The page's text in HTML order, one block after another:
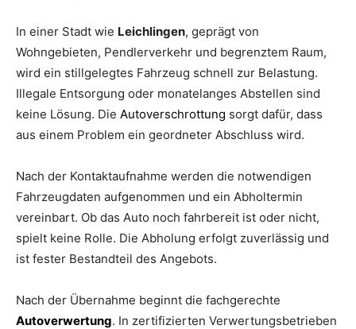
In einer Stadt wie Leichlingen, geprägt von
Wohngebieten, Pendlerverkehr und begrenztem Raum,
wird ein stillgelegtes Fahrzeug schnell zur Belastung.
Illegale Entsorgung oder monatelanges Abstellen sind
keine Lösung. Die Autoverschrottung sorgt dafür, dass
aus einem Problem ein geordneter Abschluss wird.
Nach der Kontaktaufnahme werden die notwendigen
Fahrzeugdaten aufgenommen und ein Abholtermin
vereinbart. Ob das Auto noch fahrbereit ist oder nicht,
spielt keine Rolle. Die Abholung erfolgt zuverlässig und
ist fester Bestandteil des Angebots.
Nach der Übernahme beginnt die fachgerechte
Autoverwertung. In zertifizierten Verwertungsbetrieben